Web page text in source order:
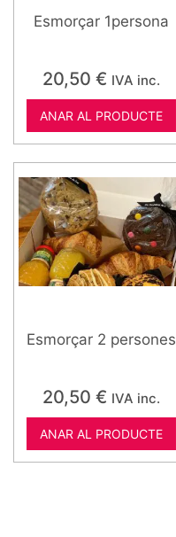
Esmorçar 1persona
20,50 € IVA inc.
ANAR AL PRODUCTE
Esmorçar 2 persones
20,50 € IVA inc.
ANAR AL PRODUCTE